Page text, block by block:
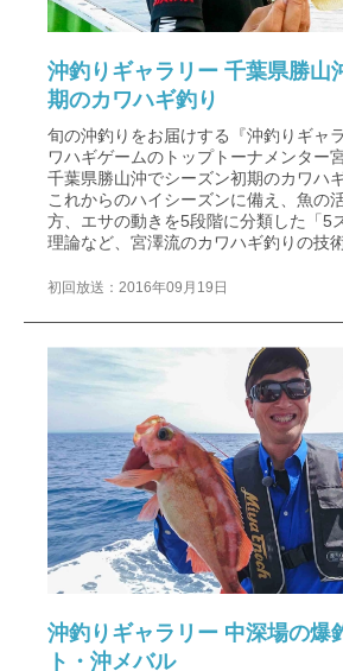
沖釣りギャラリー 千葉県勝山
期のカワハギ釣り
旬の沖釣りをお届けする『沖釣りギャ
ワハギゲームのトップトーナメンター
千葉県勝山沖でシーズン初期のカワハ
これからのハイシーズンに備え、魚の
方、エサの動きを5段階に分類した「5
理論など、宮澤流のカワハギ釣りの技
初回放送：2016年09月19日
沖釣りギャラリー 中深場の爆
ト・沖メバル